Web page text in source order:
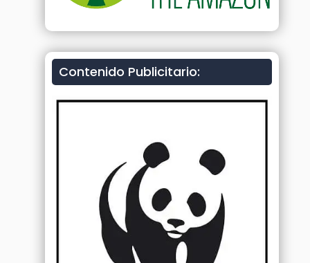
Contenido Publicitario: